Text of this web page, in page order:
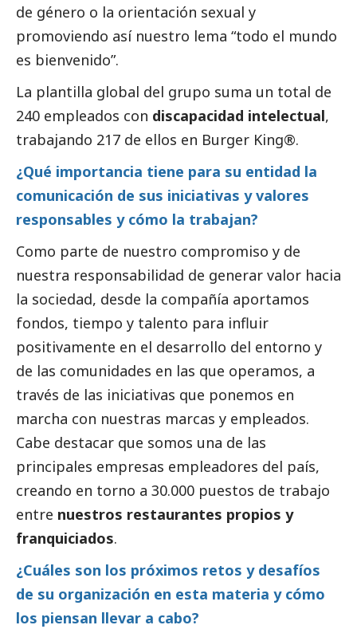
de género o la orientación sexual y
promoviendo así nuestro lema “todo el mundo
es bienvenido”.
La plantilla global del grupo suma un total de
240 empleados con discapacidad intelectual,
trabajando 217 de ellos en Burger King®.
¿Qué importancia tiene para su entidad la
comunicación de sus iniciativas y valores
responsables y cómo la trabajan?
Como parte de nuestro compromiso y de
nuestra responsabilidad de generar valor hacia
la sociedad, desde la compañía aportamos
fondos, tiempo y talento para influir
positivamente en el desarrollo del entorno y
de las comunidades en las que operamos, a
través de las iniciativas que ponemos en
marcha con nuestras marcas y empleados.
Cabe destacar que somos una de las
principales empresas empleadores del país,
creando en torno a 30.000 puestos de trabajo
entre nuestros restaurantes propios y
franquiciados.
¿Cuáles son los próximos retos y desafíos
de su organización en esta materia y cómo
los piensan llevar a cabo?